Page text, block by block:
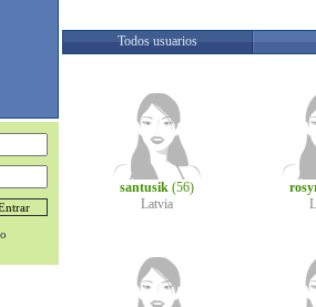
Todos usuarios
santusik (56)
Latvia